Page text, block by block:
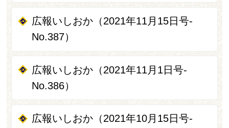
広報いしおか（2021年11月15日号-
No.387）
広報いしおか（2021年11月1日号-
No.386）
広報いしおか（2021年10月15日号-